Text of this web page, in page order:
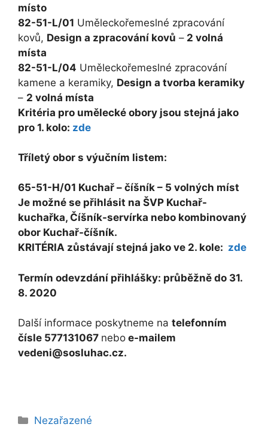
místo
82-51-L/01 Uměleckořemeslné zpracování
kovů, Design a zpracování kovů – 2 volná
místa
82-51-L/04 Uměleckořemeslné zpracování
kamene a keramiky, Design a tvorba keramiky
– 2 volná místa
Kritéria pro umělecké obory jsou stejná jako
pro 1. kolo: zde
Tříletý obor s výučním listem:
65-51-H/01 Kuchař – číšník – 5 volných míst
Je možné se přihlásit na ŠVP Kuchař-
kuchařka, Číšník-servírka nebo kombinovaný
obor Kuchař-číšník.
KRITÉRIA zůstávají stejná jako ve 2. kole: zde
Termín odevzdání přihlášky: průběžně do 31.
8. 2020
Další informace poskytneme na telefonním
čísle 577131067 nebo e-mailem
vedeni@sosluhac.cz.
Rubriky
Nezařazené